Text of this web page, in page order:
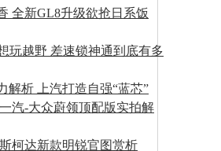
全新GL8升级欲抢日系饭
玩越野 差速锁神通到底有多
解析 上汽打造自强“蓝芯”
汽-大众蔚领顶配版实拍解
柯达新款明锐官图赏析